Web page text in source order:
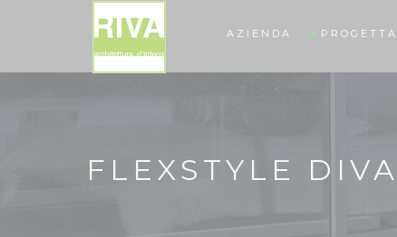
AZIENDA
FLEXSTYLE